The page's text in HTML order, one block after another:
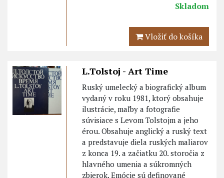
Skladom
Vložiť do košíka
L.Tolstoj - Art Time
Ruský umelecký a biografický album
vydaný v roku 1981, ktorý obsahuje
ilustrácie, maľby a fotografie
súvisiace s Levom Tolstojm a jeho
érou. Obsahuje anglický a ruský text
a predstavuje diela ruských maliarov
z konca 19. a začiatku 20. storočia z
hlavného umenia a súkromných
zbierok. Emócie sú definované